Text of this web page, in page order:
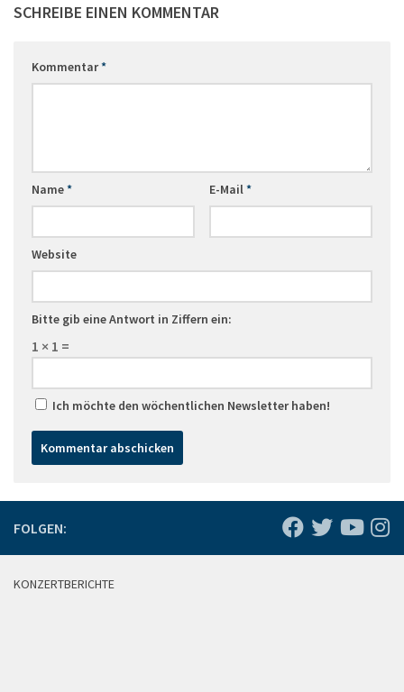
SCHREIBE EINEN KOMMENTAR
Kommentar*
Name* E-Mail*
Website
Bitte gib eine Antwort in Ziffern ein:
1 × 1 =
Ich möchte den wöchentlichen Newsletter haben!
FOLGEN:
KONZERTBERICHTE